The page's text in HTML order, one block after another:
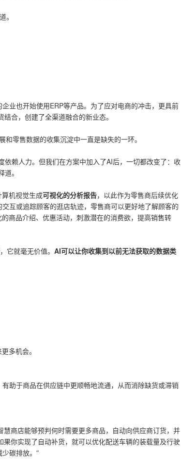
。
业也开始使用ERP等产品。 为了应对电商的冲击，更具前
合，创建了全渠道融合的新业态。
零售数据的收集沉淀中一直是缺失的一环。
赖人力。但我们在方案中加入了AI后，一切都改变了：收
道。
机视觉生成可视化的分析报告，以此作为零售商后续优化
互或追踪顾客的逛店轨迹，零售商可以更好地了解顾客的
商品介绍、优惠活动，刺激潜在的消费欲，提高销售转
它就毫无价值。 AI可以让你收集到以前无法获取的数据类
多机会。
有助于商品在供应链中更顺畅地流通，从而消除缺货或滞销
慧商店能够预判何时需要更多商品，自动向供应商订货，并
果你实现了自动补货，就可以优化配送车辆的装载量及行驶
碳排放。 ”